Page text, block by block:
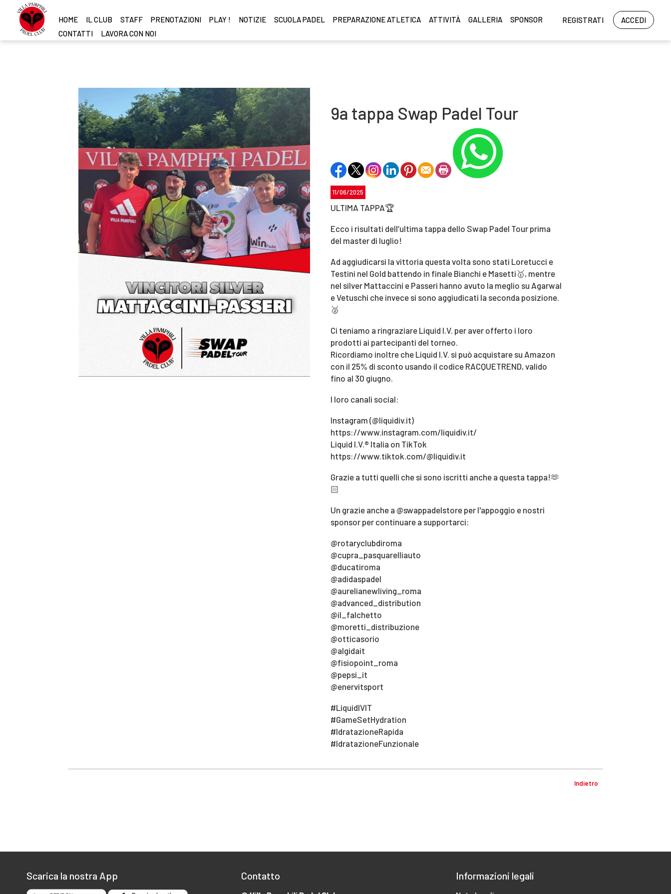
REGISTRATI ACCEDI
HOME IL CLUB STAFF PRENOTAZIONI PLAY ! NOTIZIE SCUOLA PADEL PREPARAZIONE ATLETICA ATTIVITÀ GALLERIA
SPONSOR
CONTATTI
LAVORA CON NOI
9a tappa Swap Padel Tour
11/06/2025
ULTIMA TAPPA🏆
Ecco i risultati dell’ultima tappa dello Swap Padel Tour prima
del master di luglio!
Ad aggiudicarsi la vittoria questa volta sono stati Loretucci e
Testini nel Gold battendo in finale Bianchi e Masetti🥇, mentre
nel silver Mattaccini e Passeri hanno avuto la meglio su Agarwal
e Vetuschi che invece si sono aggiudicati la seconda posizione.
🥈
Ci teniamo a ringraziare Liquid I.V. per aver offerto i loro
prodotti ai partecipanti del torneo.
Ricordiamo inoltre che Liquid I.V. si può acquistare su Amazon
con il 25% di sconto usando il codice RACQUETREND, valido
fino al 30 giugno.
I loro canali social:
Instagram (@liquidiv.it)
https://www.instagram.com/liquidiv.it/
Liquid I.V.®️ Italia on TikTok
https://www.tiktok.com/@liquidiv.it
Grazie a tutti quelli che si sono iscritti anche a questa tappa!🫶
🏻
Un grazie anche a @swappadelstore per l'appoggio e nostri
sponsor per continuare a supportarci:
@rotaryclubdiroma
@cupra_pasquarelliauto
@ducatiroma
@adidaspadel
@aurelianewliving_roma
@advanced_distribution
@il_falchetto
@moretti_distribuzione
@otticasorio
@algidait
@fisiopoint_roma
@pepsi_it
@enervitsport
#LiquidIVIT
#GameSetHydration
#IdratazioneRapida
#IdratazioneFunzionale
Indietro
Scarica la nostra App Contatto Informazioni legali